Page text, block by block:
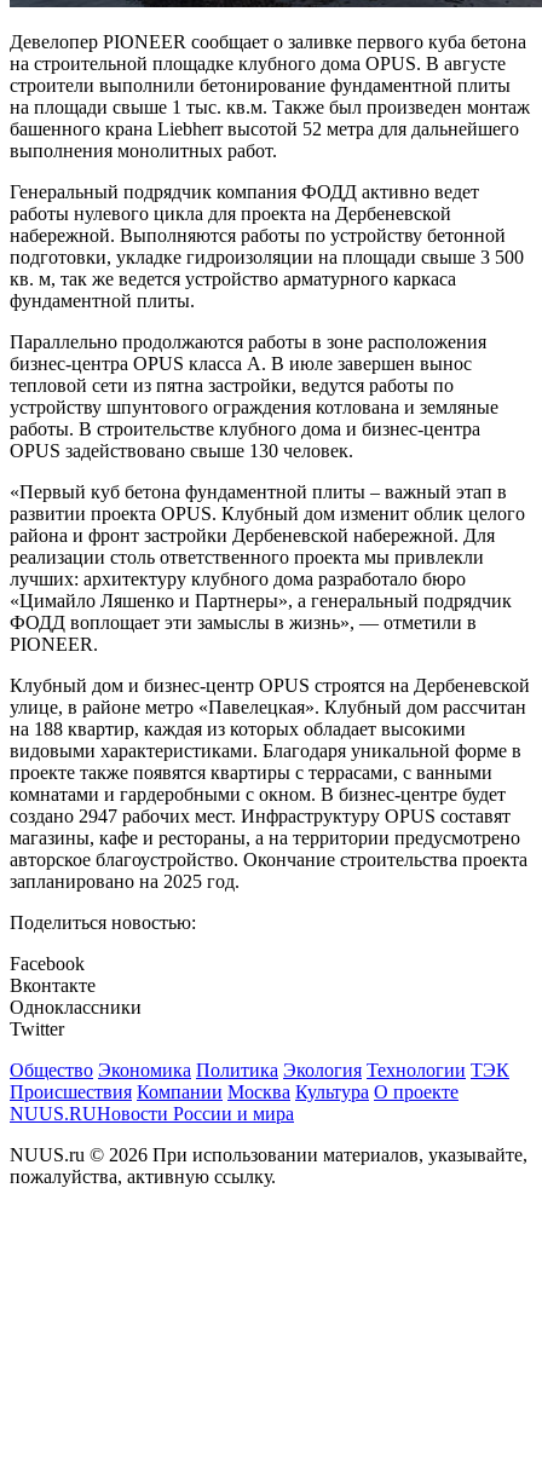
Девелопер PIONEER сообщает о заливке первого куба бетона
на строительной площадке клубного дома OPUS. В августе
строители выполнили бетонирование фундаментной плиты
на площади свыше 1 тыс. кв.м. Также был произведен монтаж
башенного крана Liebherr высотой 52 метра для дальнейшего
выполнения монолитных работ.
Генеральный подрядчик компания ФОДД активно ведет
работы нулевого цикла для проекта на Дербеневской
набережной. Выполняются работы по устройству бетонной
подготовки, укладке гидроизоляции на площади свыше 3 500
кв. м, так же ведется устройство арматурного каркаса
фундаментной плиты.
Параллельно продолжаются работы в зоне расположения
бизнес-центра OPUS класса А. В июле завершен вынос
тепловой сети из пятна застройки, ведутся работы по
устройству шпунтового ограждения котлована и земляные
работы. В строительстве клубного дома и бизнес-центра
OPUS задействовано свыше 130 человек.
«Первый куб бетона фундаментной плиты – важный этап в
развитии проекта OPUS. Клубный дом изменит облик целого
района и фронт застройки Дербеневской набережной. Для
реализации столь ответственного проекта мы привлекли
лучших: архитектуру клубного дома разработало бюро
«Цимайло Ляшенко и Партнеры», а генеральный подрядчик
ФОДД воплощает эти замыслы в жизнь», — отметили в
PIONEER.
Клубный дом и бизнес-центр OPUS строятся на Дербеневской
улице, в районе метро «Павелецкая». Клубный дом рассчитан
на 188 квартир, каждая из которых обладает высокими
видовыми характеристиками. Благодаря уникальной форме в
проекте также появятся квартиры с террасами, с ванными
комнатами и гардеробными с окном. В бизнес-центре будет
создано 2947 рабочих мест. Инфраструктуру OPUS составят
магазины, кафе и рестораны, а на территории предусмотрено
авторское благоустройство. Окончание строительства проекта
запланировано на 2025 год.
Поделиться новостью:
Facebook
Вконтакте
Одноклассники
Twitter
Общество Экономика Политика Экология Технологии ТЭК
Происшествия Компании Москва Культура О проекте
NUUS.RUНовости России и мира
NUUS.ru © 2026 При использовании материалов, указывайте,
пожалуйства, активную ссылку.